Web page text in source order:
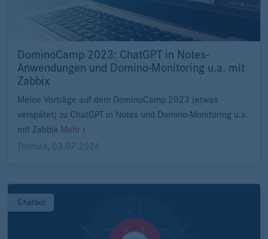
DominoCamp 2023: ChatGPT in Notes-
Anwendungen und Domino-Monitoring u.a. mit
Zabbix
Meine Vorträge auf dem DominoCamp 2023 (etwas
verspätet) zu ChatGPT in Notes und Domino-Monitoring u.a.
mit Zabbix Mehr
Thomas
03.07.2024
Chatbot